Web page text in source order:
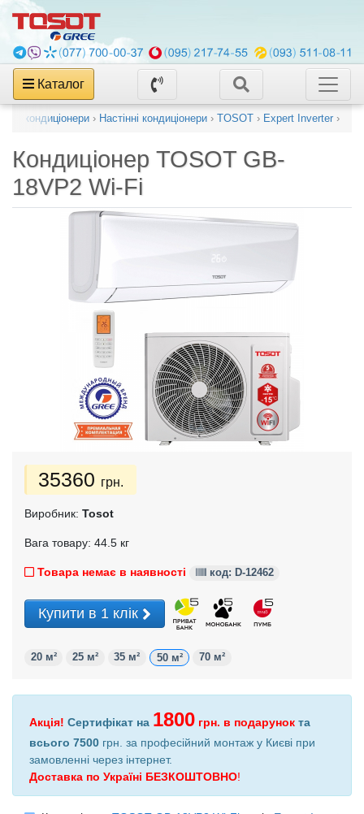
Каталог
кондиціонери › Настінні кондиціонери › TOSOT › Expert Inverter ›
Кондиціонер TOSOT GB-
18VP2 Wi-Fi
35360 грн.
Виробник: Tosot
Вага товару: 44.5 кг
Товара немає в наявності код: D-12462
Купити в 1 клік
20 м² 25 м² 35 м² 50 м² 70 м²
Акція! Сертифікат на 1800 грн. в подарунок та
всього 7500 грн. за професійний монтаж у Києві при
замовленні через інтернет.
Доставка по Україні БЕЗКОШТОВНО!